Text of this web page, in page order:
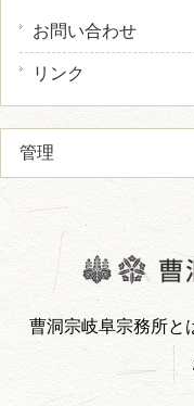
お問い合わせ
リンク
管理
曹洞宗岐阜宗務所と